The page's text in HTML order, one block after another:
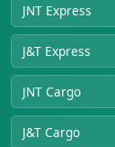
JNT Express
J&T Express
JNT Cargo
J&T Cargo